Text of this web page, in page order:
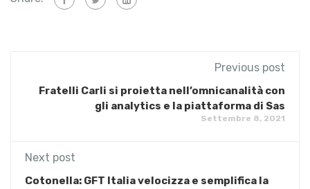
Previous post
Fratelli Carli si proietta nell’omnicanalità con
gli analytics e la piattaforma di Sas
Settembre 8, 2021
Next post
Cotonella: GFT Italia velocizza e semplifica la